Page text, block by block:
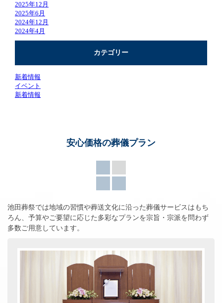
2025年12月
2025年6月
2024年12月
2024年4月
カテゴリー
新着情報
イベント
新着情報
安心価格の葬儀プラン
池田葬祭では地域の習慣や葬送文化に沿った葬儀サービスはもち
ろん、 予算やご要望に応じた多彩なプランを宗旨・宗派を問わず
多数ご用意しています。